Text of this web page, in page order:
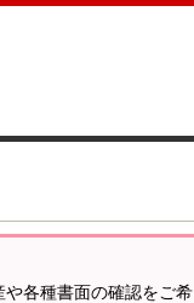
各種書面の確認をご希